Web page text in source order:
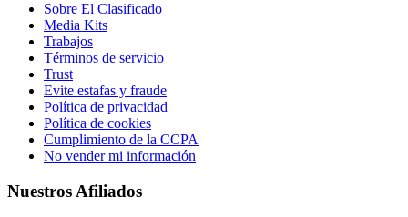
Sobre El Clasificado
Media Kits
Trabajos
Términos de servicio
Trust
Evite estafas y fraude
Política de privacidad
Política de cookies
Cumplimiento de la CCPA
No vender mi información
Nuestros Afiliados